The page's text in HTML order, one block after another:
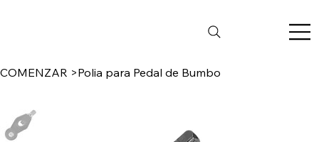
COMENZAR >Polia para Pedal de Bumbo